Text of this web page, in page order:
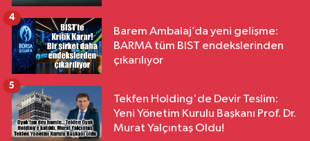
Barem Ambalaj’da yeni gelişme:
BARMA tüm BIST endekslerinden
çıkarılıyor
4
Tekfen Holding'de Devir Teslim:
Yeni Yönetim Kurulu Başkanı Prof. Dr.
Murat Yalçıntaş Oldu!
5